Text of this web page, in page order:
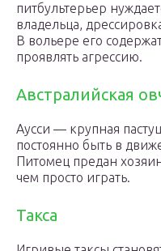
питбультерьер
владельца,
В вольере его
проявлять агрессию.
Австралийская
Аусси — крупная
постоянно быть в
Питомец предан
чем просто играть.
Такса